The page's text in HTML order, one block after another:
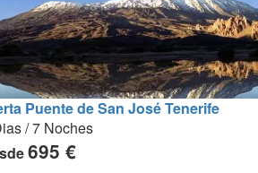
Puente de San José Tenerife
/ 7 Noches
695 €